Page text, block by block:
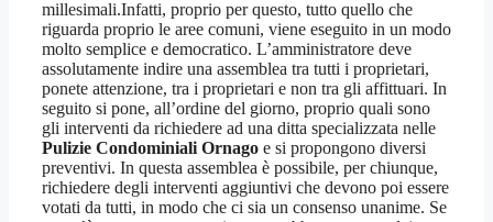
millesimali.Infatti, proprio per questo, tutto quello che
riguarda proprio le aree comuni, viene eseguito in un modo
molto semplice e democratico. L’amministratore deve
assolutamente indire una assemblea tra tutti i proprietari,
ponete attenzione, tra i proprietari e non tra gli affittuari. In
seguito si pone, all’ordine del giorno, proprio quali sono
gli interventi da richiedere ad una ditta specializzata nelle
Pulizie Condominiali Ornago e si propongono diversi
preventivi. In questa assemblea è possibile, per chiunque,
richiedere degli interventi aggiuntivi che devono poi essere
votati da tutti, in modo che ci sia un consenso unanime. Se